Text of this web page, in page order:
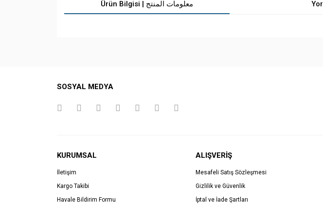
Ürün Bilgisi | معلومات المنتج
SOSYAL MEDYA
KURUMSAL
İletişim
Kargo Takibi
Havale Bildirim Formu
ALIŞVERİŞ
Mesafeli Satış Sözleşmesi
Gizlilik ve Güvenlik
İptal ve İade Şartları